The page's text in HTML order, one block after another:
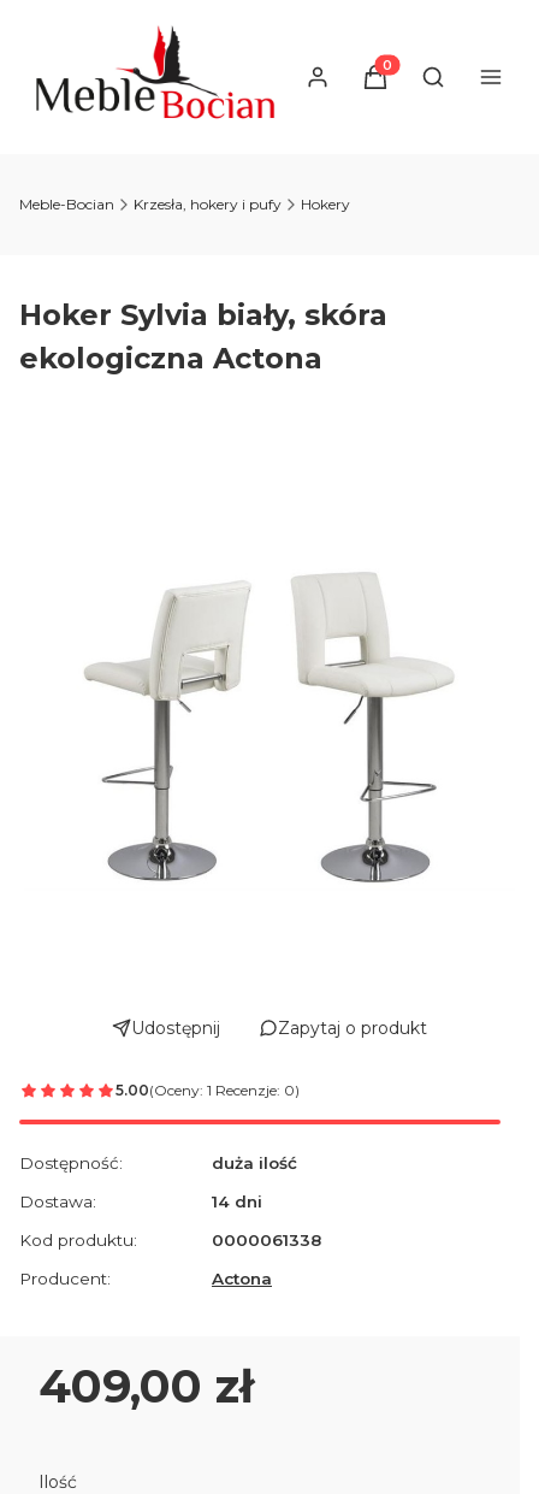
Produkty w
Otwórz
Meble-Bocian Krzesła, hokery i pufy Hokery
Hoker Sylvia biały, skóra
ekologiczna Actona
Udostępnij Zapytaj o produkt
5.00(Oceny: 1 Recenzje: 0)
Dostępność:
duża ilość
Dostawa:
14 dni
Kod produktu:
0000061338
Producent:
Actona
Cena
409,00 zł
Ilość